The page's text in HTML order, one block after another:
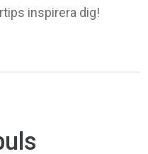
inspirera dig!